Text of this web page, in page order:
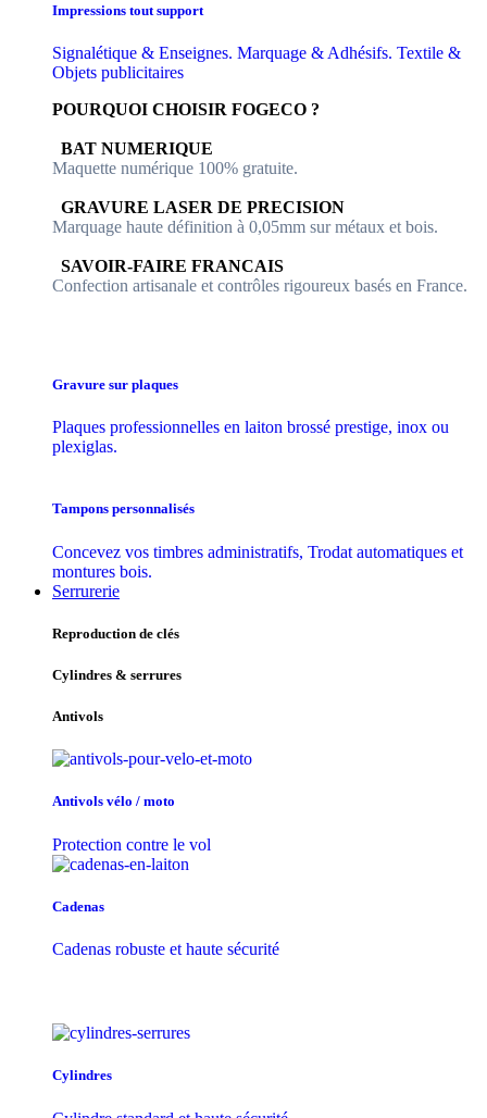
Impressions tout support
Signalétique & Enseignes. Marquage & Adhésifs. Textile &
Objets publicitaires
POURQUOI CHOISIR FOGECO ?
​​ BAT NUMERIQUE
Maquette numérique 100% ​gratuite.
​GRAVURE LASER DE PRECISION
Marquage haute définition à 0,05mm sur métaux et bois.
​SAVOIR-FAIRE FRANCAIS
Confection artisanale et contrôles ​rigoureux basés en France.
Gravure sur plaques
Plaques professionnelles en laiton brossé prestige, inox ou
plexiglas.
Tampons personnalisés
Concevez vos timbres administratifs, Trodat automatiques et
montures bois.
Serrurerie
Reproduction de clés
Cylindres & serrures
Antivols
Antivols vélo / moto
Protection contre le vol
Cadenas
Cadenas robuste et haute sécurité
Cylindres